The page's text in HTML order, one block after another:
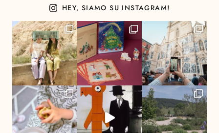
HEY, SIAMO SU INSTAGRAM!